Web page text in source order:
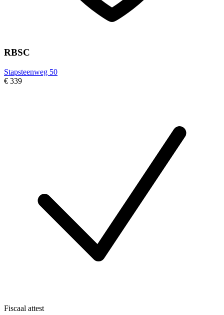
RBSC
Stapsteenweg 50
€ 339
Fiscaal attest